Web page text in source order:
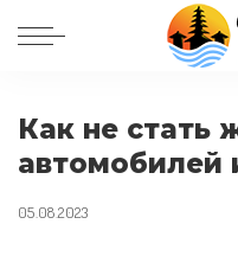
Как не стать
автомобилей
05.08.2023